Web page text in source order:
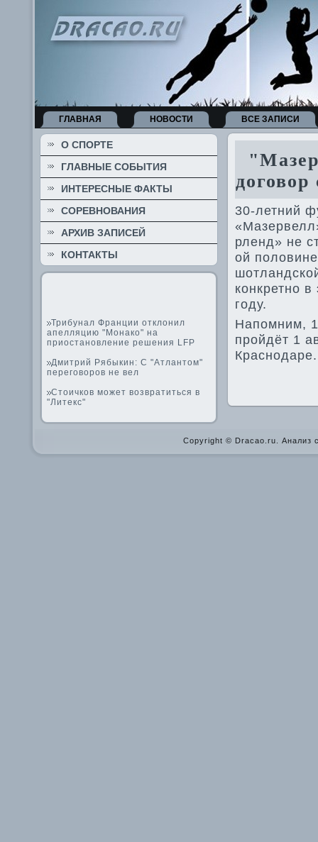
ГЛАВНАЯ НОВОСТИ ВСЕ ЗАПИСИ
О СПОРТЕ
ГЛАВНЫЕ СОБЫТИЯ
ИНТЕРЕСНЫЕ ФАКТЫ
СОРЕВНОВАНИЯ
АРХИВ ЗАПИСЕЙ
КОНТАКТЫ
Трибунал Франции отклонил
апелляцию "Монако" на
приостановление решения LFP
Дмитрий Рябыкин: С "Атлантом"
переговоров не вел
Стоичков может возвратиться в
"Литекс"
30-летний
рленд» не
ой
конкретно
году.
Напомним,
пройдёт 1
Краснодаре.
Copyright © Dracao.ru. Анализ